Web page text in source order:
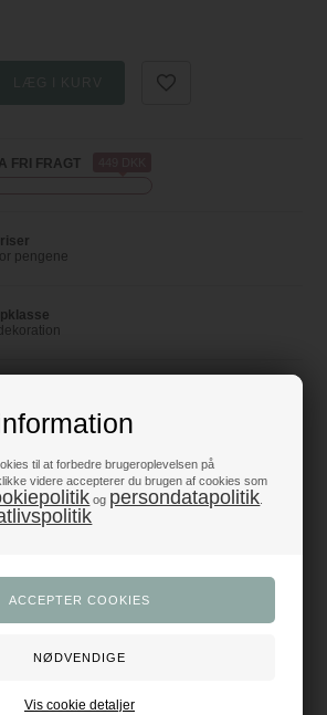
til at forbedre brugeroplevelsen på
videre accepterer du brugen af cookies som
og persondatapolitik
Vis cookie detaljer
FRI FRAGT
pengene
ved hver kuvert gør du ikke alene bordet
også gæsterne overraskelse, der virkelig får
og som noget ganske særligt. Gaveæsken kan
til senere brug, flag eller konfetti … det er helt
farvebånd, hvis gaveæsken skal passe ind i